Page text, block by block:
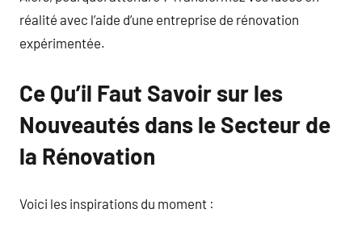
réalité avec l’aide d’une entreprise de rénovation
expérimentée.
Ce Qu’il Faut Savoir sur les
Nouveautés dans le Secteur de
la Rénovation
Voici les inspirations du moment :